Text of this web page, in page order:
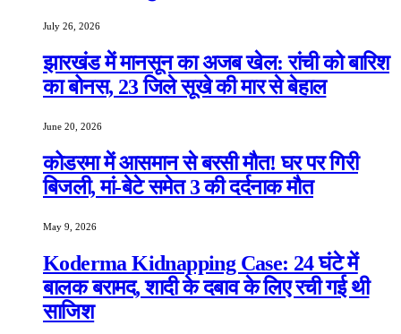
July 26, 2026
झारखंड में मानसून का अजब खेल: रांची को बारिश
का बोनस, 23 जिले सूखे की मार से बेहाल
June 20, 2026
कोडरमा में आसमान से बरसी मौत! घर पर गिरी
बिजली, मां-बेटे समेत 3 की दर्दनाक मौत
May 9, 2026
Koderma Kidnapping Case: 24 घंटे में
बालक बरामद, शादी के दबाव के लिए रची गई थी
साजिश